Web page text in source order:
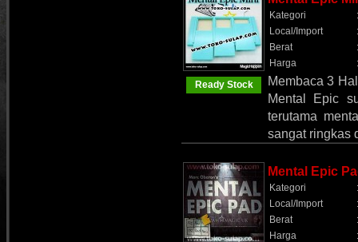
Ready Stock
Kategori
:
Local/Import
:
Berat
:
Harga
:
Membaca 3
Mental Epic
terutama
sangat ringkas
Mental Epic
Kategori
:
Local/Import
:
Berat
:
Harga
: